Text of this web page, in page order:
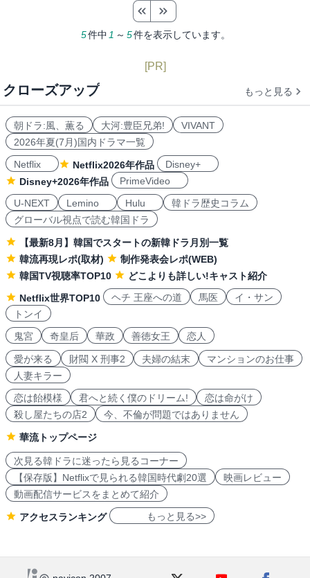
5件中 1 ～ 5件を表示しています。
[PR]
クローズアップ もっと見る
朝ドラ:風、薫る 大河:豊臣兄弟!
VIVANT
2026年夏(7月)国内ドラマ一覧
Netflix
Netflix2026年作品
Disney+
Disney+2026年作品
PrimeVideo
U-NEXT
Lemino Hulu
韓ドラ歴史コラム
グローバル視点で読む韓国ドラ
【最新8月】韓国でスタートの新韓ドラ月別一覧
韓流再現レポ(取材)
制作発表会レポ(WEB)
韓国TV視聴率TOP10
どこよりも詳しい!キャスト紹介
Netflix世界TOP10
ヘチ 王座への道 馬医
イ・サン
トンイ
鬼宮
奇皇后 華政 善徳女王 恋人
愛が来る 財閥 X 刑事2 夫婦の結末
マンションのお仕事
人妻キラー
恋は飴模様
君へと続く僕のドリーム!
恋は命がけ
殺し屋たちの店2
今、不倫が問題ではありません
華流トップページ
次見る韓ドラに迷ったら見るコーナー
【保存版】Netflixで見られる韓国時代劇20選
映画レビュー
動画配信サービスをまとめて紹介
アクセスランキング もっと見る>>